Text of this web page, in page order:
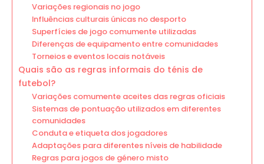
Variações regionais no jogo
Influências culturais únicas no desporto
Superfícies de jogo comumente utilizadas
Diferenças de equipamento entre comunidades
Torneios e eventos locais notáveis
Quais são as regras informais do ténis de
futebol?
Variações comumente aceites das regras oficiais
Sistemas de pontuação utilizados em diferentes
comunidades
Conduta e etiqueta dos jogadores
Adaptações para diferentes níveis de habilidade
Regras para jogos de género misto